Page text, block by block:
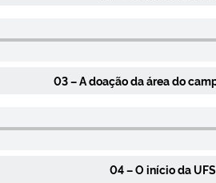
03 – A doação da área do
04 – O início da